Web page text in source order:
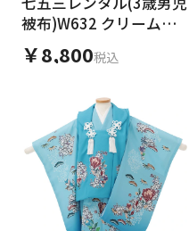
被布)W632 クリームイ
エロー 松 竹 花
￥8,800税込